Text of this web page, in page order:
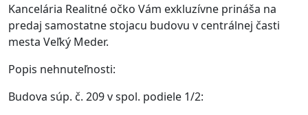
Kancelária Realitné očko Vám exkluzívne prináša na
predaj samostatne stojacu budovu v centrálnej časti
mesta Veľký Meder.
Popis nehnuteľnosti:
Budova súp. č. 209 v spol. podiele 1/2: